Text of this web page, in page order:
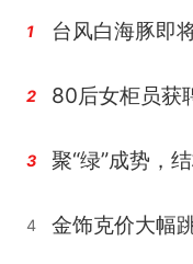
1
2
3 聚“绿”成势，
4 金饰克价大幅